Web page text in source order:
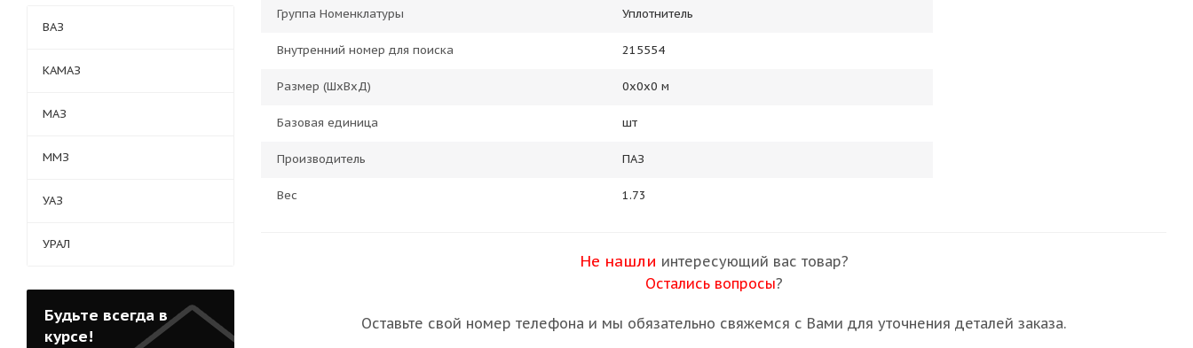
Группа Номенклатуры Уплотнитель
Внутренний номер для поиска 215554
Размер (ШхВхД) 0х0х0 м
Базовая единица шт
Производитель ПАЗ
Вес 1.73
Не нашли интересующий вас товар?
Остались вопросы?
Оставьте свой номер телефона и мы обязательно свяжемся с Вами для уточнения деталей заказа.
ВАЗ
КАМАЗ
МАЗ
ММЗ
УАЗ
УРАЛ
Будьте всегда в
курсе!